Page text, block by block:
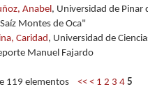
Anabel , Universidad de Pinar
Montes de Oca"
Caridad , Universidad de
Manuel Fajardo
119 elementos << < 1 2 3 4 5